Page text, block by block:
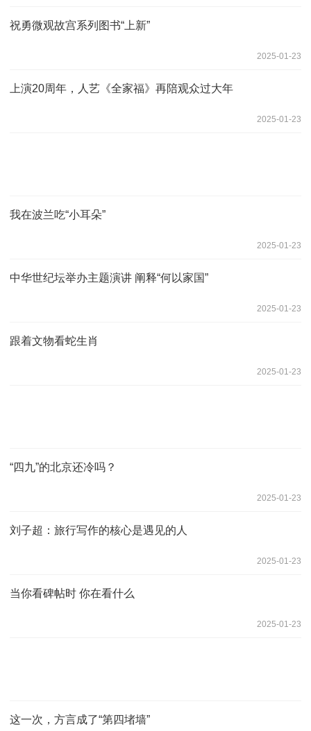
祝勇微观故宫系列图书“上新”
2025-01-23
上演20周年，人艺《全家福》再陪观众过大年
2025-01-23
我在波兰吃“小耳朵”
2025-01-23
中华世纪坛举办主题演讲 阐释“何以家国”
2025-01-23
跟着文物看蛇生肖
2025-01-23
“四九”的北京还冷吗？
2025-01-23
刘子超：旅行写作的核心是遇见的人
2025-01-23
当你看碑帖时 你在看什么
2025-01-23
这一次，方言成了“第四堵墙”